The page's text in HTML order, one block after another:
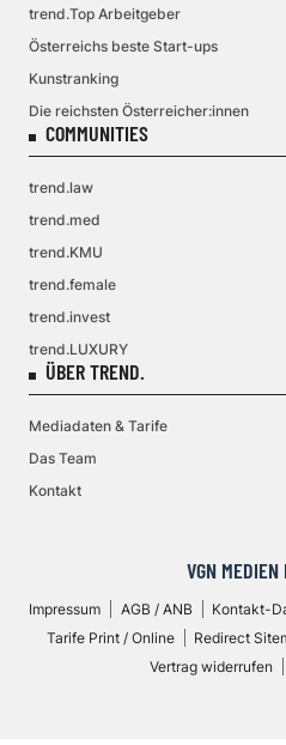
trend.Top Arbeitgeber
Österreichs beste Start-ups
Kunstranking
Die reichsten Österreicher:innen
COMMUNITIES
trend.law
trend.med
trend.KMU
trend.female
trend.invest
trend.LUXURY
ÜBER TREND.
Mediadaten & Tarife
Das Team
Kontakt
VGN MEDIEN
Impressum AGB / ANB Kontakt-
Tarife Print / Online
Redirect
Vertrag widerrufen